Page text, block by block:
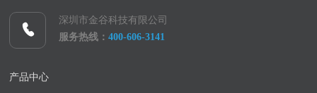
深圳市金谷科技有限公司
服务热线：400-606-3141
产品中心